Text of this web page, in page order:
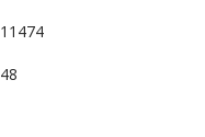
11474
48